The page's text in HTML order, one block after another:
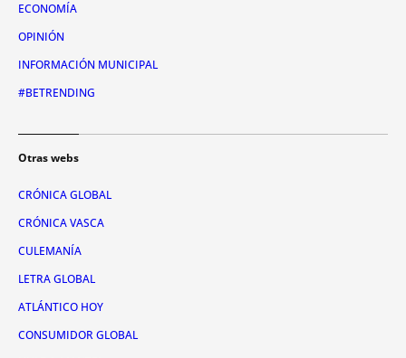
ECONOMÍA
OPINIÓN
INFORMACIÓN MUNICIPAL
#BETRENDING
Otras webs
CRÓNICA GLOBAL
CRÓNICA VASCA
CULEMANÍA
LETRA GLOBAL
ATLÁNTICO HOY
CONSUMIDOR GLOBAL